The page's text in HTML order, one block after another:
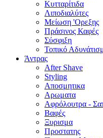
Κυτταρίτιδα
Λιποδιαλύτες
Μείωση 'Ορεξης
Πράσινος Καφές
Σύσφιξη
Τοπικό
Άντρας
After Shave
Styling
Αποσμητικα
Αρωματα
Αφρόλουτρα -
Βαφές
Ξυρισμα
Προστατης